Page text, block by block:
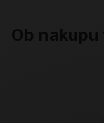
Ob